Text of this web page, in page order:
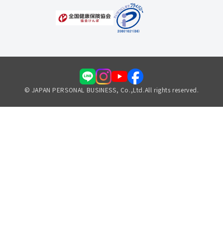
© JAPAN PERSONAL BUSINESS, Co.,Ltd.All rights reserved.